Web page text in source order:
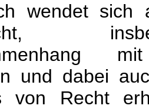
wendet
und dabei
von Recht